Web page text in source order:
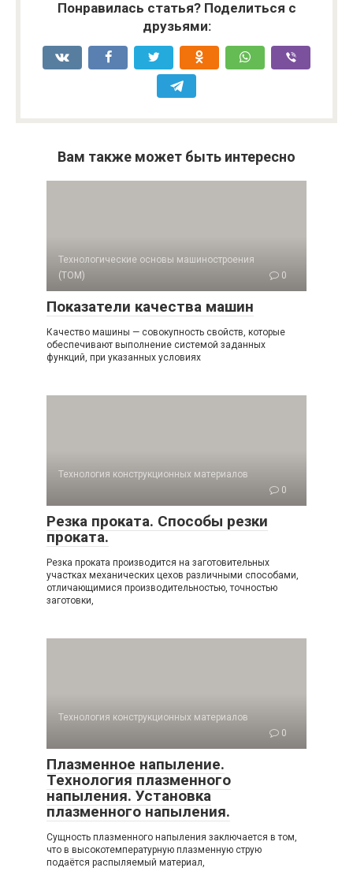
Понравилась статья? Поделиться с
друзьями:
Вам также может быть интересно
Технологические основы машиностроения
(ТОМ)
0
Показатели качества машин
Качество машины — совокупность свойств, которые
обеспечивают выполнение системой заданных
функций, при указанных условиях
Технология конструкционных материалов
0
Резка проката. Способы резки
проката.
Резка проката производится на заготовительных
участках механических цехов различными способами,
отличающимися производительностью, точностью
заготовки,
Технология конструкционных материалов
0
Плазменное напыление.
Технология плазменного
напыления. Установка
плазменного напыления.
Сущность плазменного напыления заключается в том,
что в высокотемпературную плазменную струю
подаётся распыляемый материал,